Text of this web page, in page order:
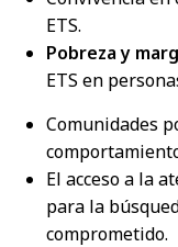
ETS.
Pobreza y
ETS en
Comunidades
El acceso a la
para la
comprometido.